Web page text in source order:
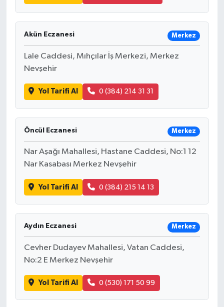
Akün Eczanesi Merkez
Lale Caddesi, Mıhçılar İş Merkezi, Merkez
Nevşehir
Yol Tarifi Al 0 (384) 214 31 31
Öncül Eczanesi Merkez
Nar Aşağı Mahallesi, Hastane Caddesi, No:1 12
Nar Kasabası Merkez Nevşehir
Yol Tarifi Al 0 (384) 215 14 13
Aydın Eczanesi Merkez
Cevher Dudayev Mahallesi, Vatan Caddesi,
No:2 E Merkez Nevşehir
Yol Tarifi Al 0 (530) 171 50 99